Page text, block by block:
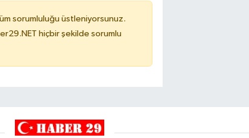
sorumluluğu üstleniyorsunuz.
hiçbir şekilde sorumlu